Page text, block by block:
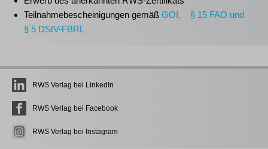
Teilnahmebescheinigungen gemäß GOI, § 15 FAO und
§ 5 DStV-FBRL
RWS Verlag bei LinkedIn
RWS Verlag bei Facebook
RWS Verlag bei Instagram